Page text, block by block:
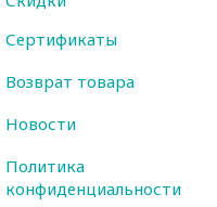
Сертификаты
Возврат товара
Новости
Политика
конфиденциальности